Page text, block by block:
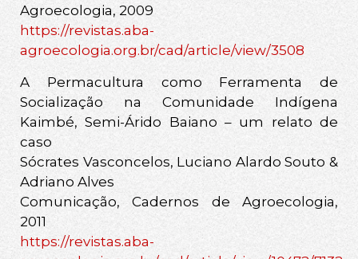
Agroecologia, 2009
https://revistas.aba-
agroecologia.org.br/cad/article/view/3508
A Permacultura como Ferramenta de
Socialização na Comunidade Indígena
Kaimbé, Semi-Árido Baiano – um relato de
caso
Sócrates Vasconcelos, Luciano Alardo Souto &
Adriano Alves
Comunicação, Cadernos de Agroecologia,
2011
https://revistas.aba-